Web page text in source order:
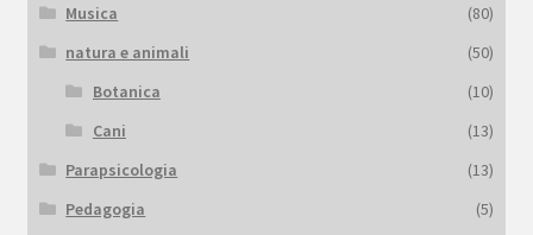
Musica
(80)
natura e animali
(50)
Botanica
(10)
Cani
(13)
Parapsicologia
(13)
Pedagogia
(5)